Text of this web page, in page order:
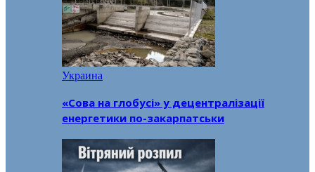
Украина
«Сова на глобусі» у децентралізації
енергетики по-закарпатськи